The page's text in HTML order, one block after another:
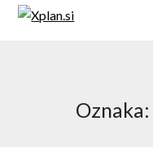
Skip
Oznaka: